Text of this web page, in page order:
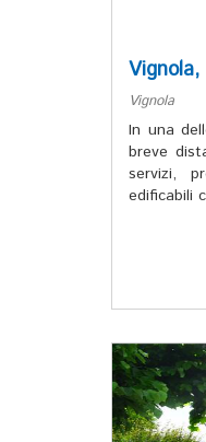
Vignola
In una
breve
servizi,
edificabili